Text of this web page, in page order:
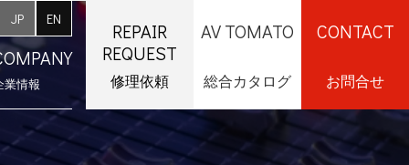
JP EN
業情報
採用情報
REPAIR
REQUEST
修理依頼
AV TOMATO
総合カタログ
CONTACT
お問合せ